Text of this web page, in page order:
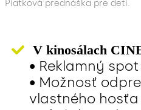
Piatková prednáška pre deti.
V kinosálach
• Reklamný
• Možnosť
vlastného